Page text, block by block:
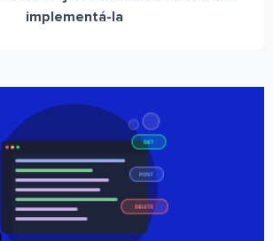
implementá-la